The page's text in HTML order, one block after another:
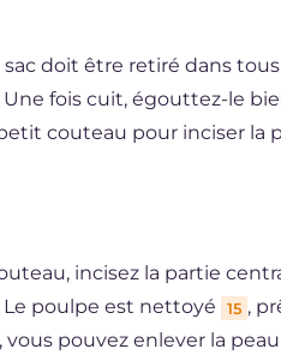
doit être retiré dans tous
fois cuit, égouttez-le
couteau pour inciser la
incisez la partie
Le poulpe est nettoyé 15 ,
pouvez enlever la